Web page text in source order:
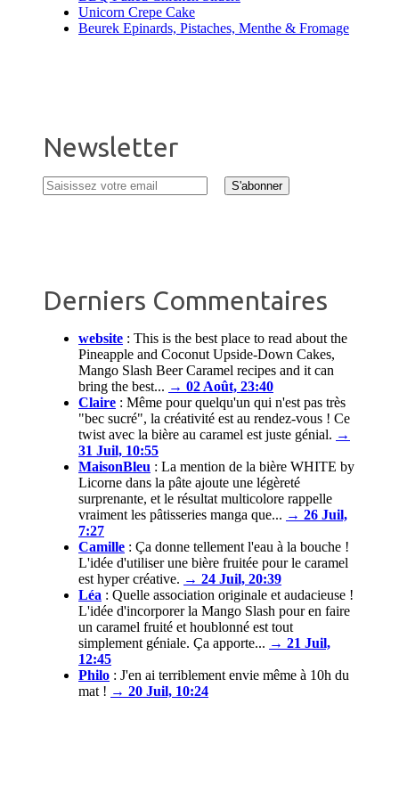
Unicorn Crepe Cake
Beurek Epinards, Pistaches, Menthe & Fromage
Newsletter
Derniers Commentaires
website : This is the best place to read about the
Pineapple and Coconut Upside-Down Cakes,
Mango Slash Beer Caramel recipes and it can
bring the best... → 02 Août, 23:40
Claire : Même pour quelqu'un qui n'est pas très
"bec sucré", la créativité est au rendez-vous ! Ce
twist avec la bière au caramel est juste génial. →
31 Juil, 10:55
MaisonBleu : La mention de la bière WHITE by
Licorne dans la pâte ajoute une légèreté
surprenante, et le résultat multicolore rappelle
vraiment les pâtisseries manga que... → 26 Juil,
7:27
Camille : Ça donne tellement l'eau à la bouche !
L'idée d'utiliser une bière fruitée pour le caramel
est hyper créative. → 24 Juil, 20:39
Léa : Quelle association originale et audacieuse !
L'idée d'incorporer la Mango Slash pour en faire
un caramel fruité et houblonné est tout
simplement géniale. Ça apporte... → 21 Juil,
12:45
Philo : J'en ai terriblement envie même à 10h du
mat ! → 20 Juil, 10:24